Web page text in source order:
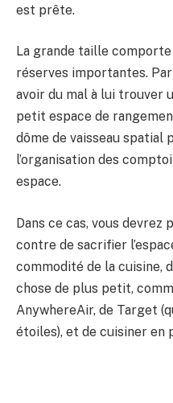
est prête.
La grande taille
réserves importantes.
avoir du mal à lui trouver
petit espace de
dôme de vaisseau
l’organisation des
espace.
Dans ce cas, vous
contre de sacrifier
commodité de la cuisine,
chose de plus petit,
AnywhereAir, de Target
étoiles), et de cuisiner en